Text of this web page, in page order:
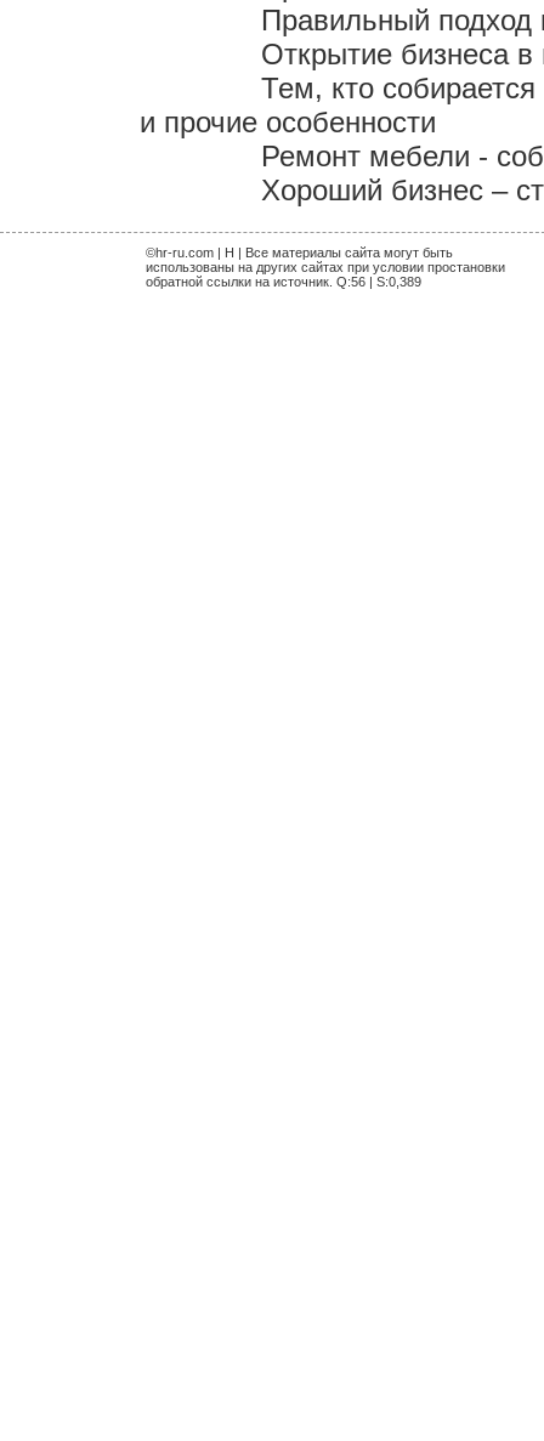
Правильный подход
Открытие бизнеса
Тем, кто собирается
и прочие особенности
Ремонт мебели -
Хороший бизнес –
©hr-ru.com | H | Все материалы сайта могут быть
использованы на других сайтах при условии простановки
обратной ссылки на источник. Q:56 | S:0,389